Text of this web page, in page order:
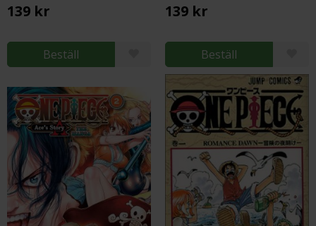
139 kr
Beställ
139 kr
Beställ